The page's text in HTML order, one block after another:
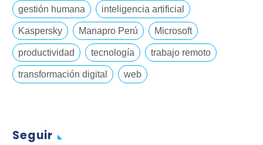
gestión humana inteligencia artificial
Kaspersky Manapro Perú Microsoft
productividad tecnología trabajo remoto
transformación digital web
Seguir